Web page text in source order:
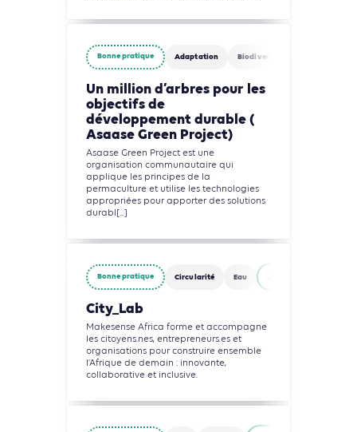
Bonne pratique Adaptation Biodiversité
Un million d’arbres pour les
objectifs de
développement durable (
Asaase Green Project)
Asaase Green Project est une
organisation communautaire qui
applique les principes de la
permaculture et utilise les technologies
appropriées pour apporter des solutions
durabl[...]
Bonne pratique Circularité Eau
City_Lab
Makesense Africa forme et accompagne
les citoyens.nes, entrepreneurs.es et
organisations pour construire ensemble
l’Afrique de demain : innovante,
collaborative et inclusive.